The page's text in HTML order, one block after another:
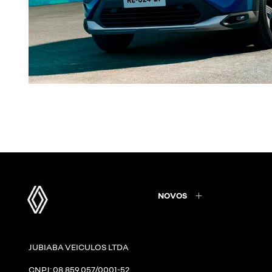
NOVOS
JUBIABA VEICULOS LTDA
CNPJ: 08.859.057/0001-52